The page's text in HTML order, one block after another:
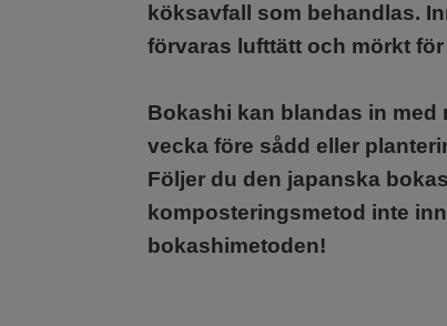
köksavfall som behandlas.
förvaras lufttätt och mörkt
Bokashi kan blandas in
vecka före sådd eller
Följer du den japanska
komposteringsmetod inte
bokashimetoden!